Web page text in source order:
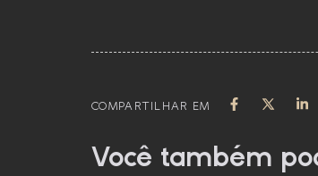
COMPARTILHAR EM
Você também